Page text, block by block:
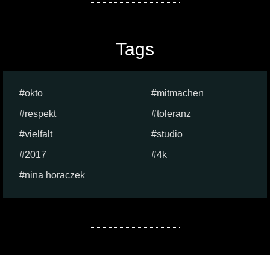
Tags
okto
mitmachen
respekt
toleranz
vielfalt
studio
2017
4k
nina horaczek